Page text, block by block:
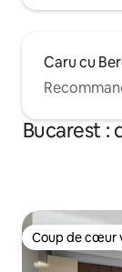
Caru cu
Bucarest :
Coup de cœur
Coup de cœur